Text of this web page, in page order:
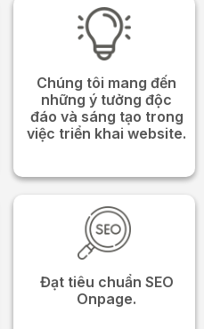
Chúng tôi mang đến
những ý tưởng độc
đáo và sáng tạo trong
việc triển khai website.
Đạt tiêu chuẩn SEO
Onpage.